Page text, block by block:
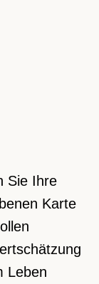
Sie Ihre
Karte
Leben